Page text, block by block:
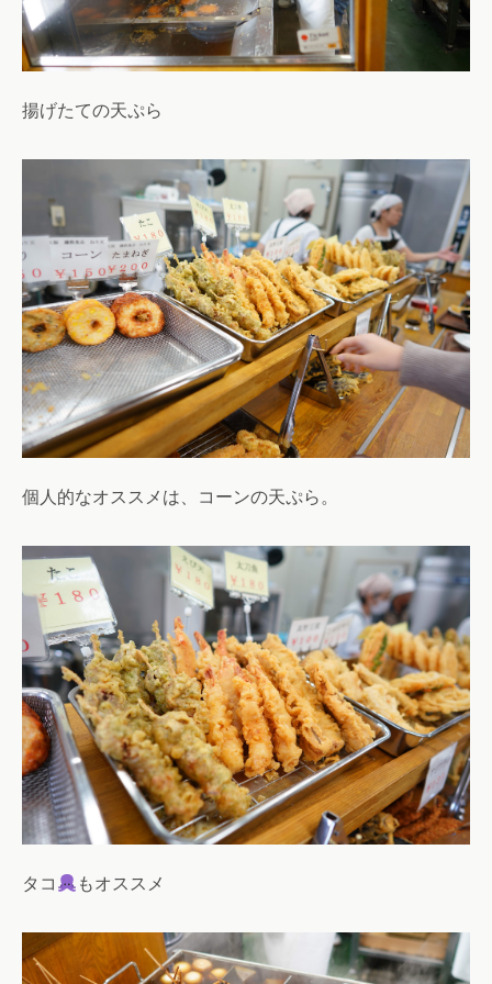
揚げたての天ぷら
個人的なオススメは、コーンの天ぷら。
タコ もオススメ